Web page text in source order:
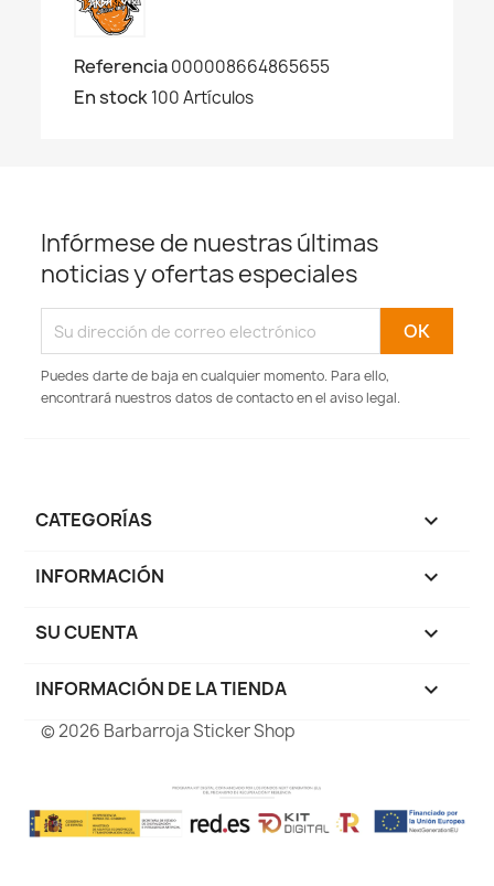
Referencia000008664865655
En stock100 Artículos
Infórmese de nuestras últimas
noticias y ofertas especiales
Puedes darte de baja en cualquier momento. Para ello,
encontrará nuestros datos de contacto en el aviso legal.
CATEGORÍAS 
INFORMACIÓN 
SU CUENTA 
INFORMACIÓN DE LA TIENDA keyboard_arrow_down
© 2026 Barbarroja Sticker Shop